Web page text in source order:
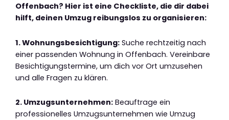
Offenbach? Hier ist eine Checkliste, die dir dabei
hilft, deinen Umzug reibungslos zu organisieren:
1. Wohnungsbesichtigung: Suche rechtzeitig nach
einer passenden Wohnung in Offenbach. Vereinbare
Besichtigungstermine, um dich vor Ort umzusehen
und alle Fragen zu klären.
2. Umzugsunternehmen: Beauftrage ein
professionelles Umzugsunternehmen wie Umzug